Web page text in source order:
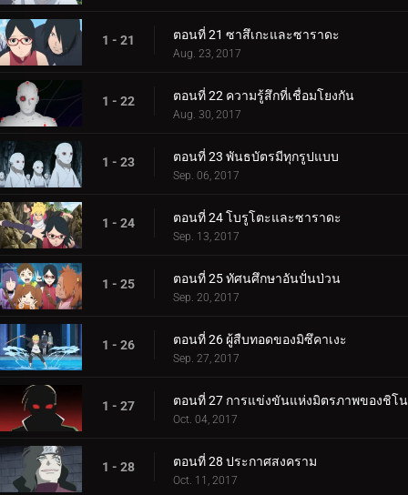
1 - 21 ตอนที่ 21 ซาสึเกะและซาราดะ
Aug. 23, 2017
1 - 22 ตอนที่ 22 ความรู้สึกที่เชื่อมโยงกัน
Aug. 30, 2017
1 - 23 ตอนที่ 23 พันธบัตรมีทุกรูปแบบ
Sep. 06, 2017
1 - 24 ตอนที่ 24 โบรูโตะและซาราดะ
Sep. 13, 2017
1 - 25 ตอนที่ 25 ทัศนศึกษาอันปั่นป่วน
Sep. 20, 2017
1 - 26 ตอนที่ 26 ผู้สืบทอดของมิซึคาเงะ
Sep. 27, 2017
1 - 27 ตอนที่ 27 การแข่งขันแห่งมิตรภาพของชิโ
Oct. 04, 2017
1 - 28 ตอนที่ 28 ประกาศสงคราม
Oct. 11, 2017